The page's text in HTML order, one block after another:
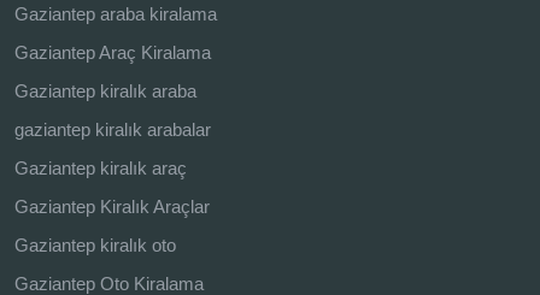
Gaziantep araba kiralama
Gaziantep Araç Kiralama
Gaziantep kiralık araba
gaziantep kiralık arabalar
Gaziantep kiralık araç
Gaziantep Kiralık Araçlar
Gaziantep kiralık oto
Gaziantep Oto Kiralama